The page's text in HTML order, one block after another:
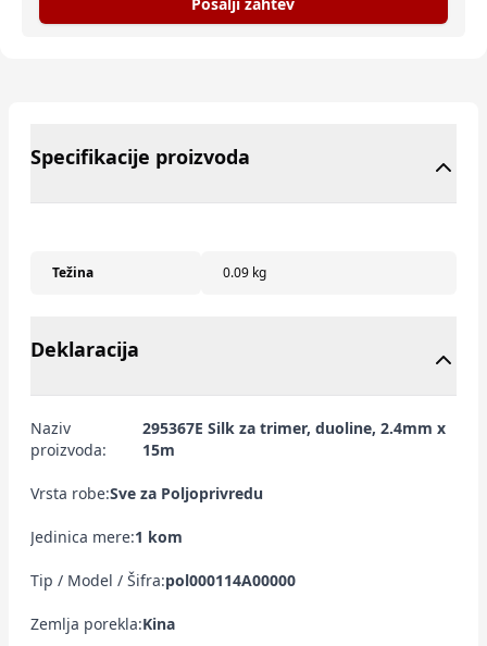
Specifikacije proizvoda
Težina 0.09 kg
Deklaracija
Naziv
proizvoda:
295367E Silk za trimer, duoline, 2.4mm x
15m
Vrsta robe:Sve za Poljoprivredu
Jedinica mere:1 kom
Tip / Model / Šifra:pol000114A00000
Zemlja porekla:Kina